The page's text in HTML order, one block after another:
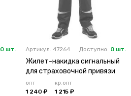
0 шт. Артикул: 47264 Доступно: 0 шт.
Жилет-накидка сигнальный
для страховочной привязи
опт
1 240 ₽
кр.опт
1 215 ₽